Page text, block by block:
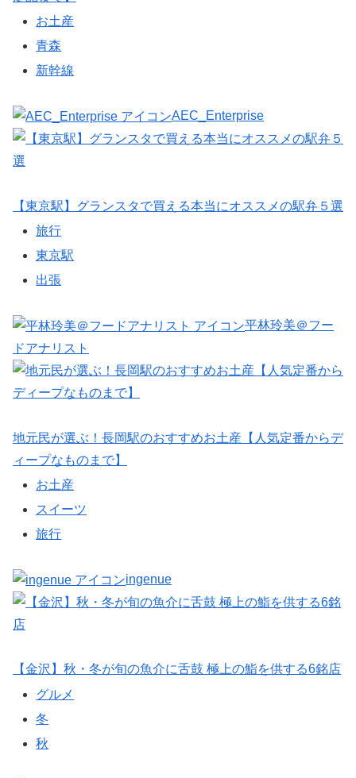
お土産
青森
新幹線
AEC_Enterprise
【東京駅】グランスタで買える本当にオススメの駅弁５選
旅行
東京駅
出張
平林玲美＠フー
ドアナリスト
地元民が選ぶ！長岡駅のおすすめお土産【人気定番からデ
ィープなものまで】
お土産
スイーツ
旅行
ingenue
【金沢】秋・冬が旬の魚介に舌鼓 極上の鮨を供する6銘店
グルメ
冬
秋